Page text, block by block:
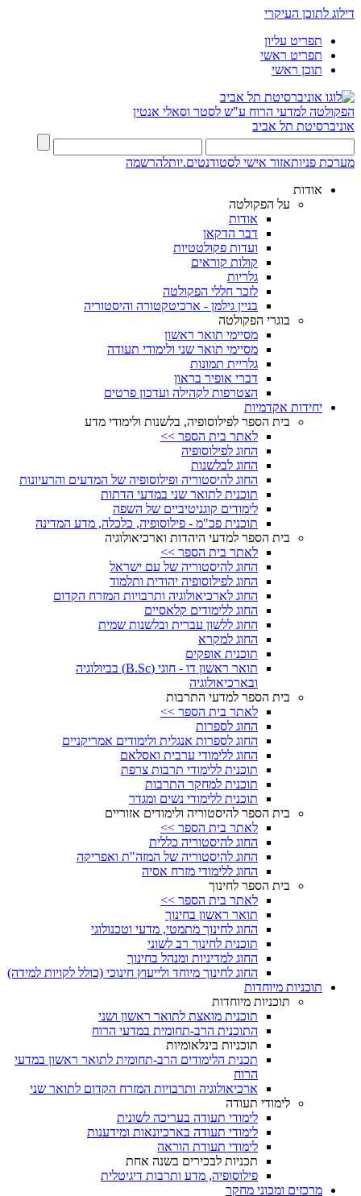
דילוג לתוכן העיקרי
תפריט עליון
תפריט ראשי
תוכן ראשי
הפקולטה למדעי הרוח ע"ש לסטר וסאלי אנטין
אוניברסיטת תל אביב
מערכת פניותאזור אישי לסטודנטים.יותלהרשמה
אודות
על הפקולטה
אודות
דבר הדקאן
ועדות פקולטטיות
קולות קוראים
גלריות
לזכר חללי הפקולטה
בניין גילמן - ארכיטקטורה והיסטוריה
בוגרי הפקולטה
מסיימי תואר ראשון
מסיימי תואר שני ולימודי תעודה
גלריית תמונות
דברי אופיר בראון
הצטרפות לקהילה ועדכון פרטים
יחידות אקדמיות
בית הספר לפילוסופיה, בלשנות ולימודי מדע
לאתר בית הספר >>
החוג לפילוסופיה
החוג לבלשנות
החוג להיסטוריה ופילוסופיה של המדעים והרעיונות
תוכנית לתואר שני במדעי הדתות
לימודים קוגניטיביים של השפה
תוכנית פכ"מ - פילוסופיה, כלכלה, מדע המדינה
בית הספר למדעי היהדות וארכיאולוגיה
לאתר בית הספר >>
החוג להיסטוריה של עם ישראל
החוג לפילוסופיה יהודית ותלמוד
החוג לארכיאולוגיה ותרבויות המזרח הקדום
החוג ללימודים קלאסיים
החוג ללשון עברית ובלשנות שמית
החוג למקרא
תוכנית אופקים
תואר ראשון דו - חוגי (B.Sc) בביולוגיה
ובארכיאולוגיה
בית הספר למדעי התרבות
לאתר בית הספר >>
החוג לספרות
החוג לספרות אנגלית ולימודים אמריקניים
החוג ללימודי ערבית ואסלאם
תוכנית ללימודי תרבות צרפת
תוכנית למחקר התרבות
תוכנית ללימודי נשים ומגדר
בית הספר להיסטוריה ולימודים אזוריים
לאתר בית הספר >>
החוג להיסטוריה כללית
החוג להיסטוריה של המזה"ת ואפריקה
החוג ללימודי מזרח אסיה
בית הספר לחינוך
לאתר בית הספר >>
תואר ראשון בחינוך
החוג לחינוך מתמטי, מדעי וטכנולוגי
תוכנית לחינוך רב לשוני
החוג למדיניות ומנהל בחינוך
החוג לחינוך מיוחד ולייעוץ חינוכי (כולל לקויות למידה)
תוכניות מיוחדות
תוכניות מיוחדות
תוכנית מואצת לתואר ראשון ושני
התוכנית הרב-תחומית במדעי הרוח
תוכניות בינלאומיות
תכנית הלימודים הרב-תחומית לתואר ראשון במדעי
הרוח
ארכיאולוגיה ותרבויות המזרח הקדום לתואר שני
לימודי תעודה
לימודי תעודה בעריכה לשונית
לימודי תעודה בארכיונאות ומידענות
לימודי תעודת הוראה
תכניות לבכירים בשנה אחת
פילוסופיה, מדע ותרבות דיגיטלית
מרכזים ומכוני מחקר